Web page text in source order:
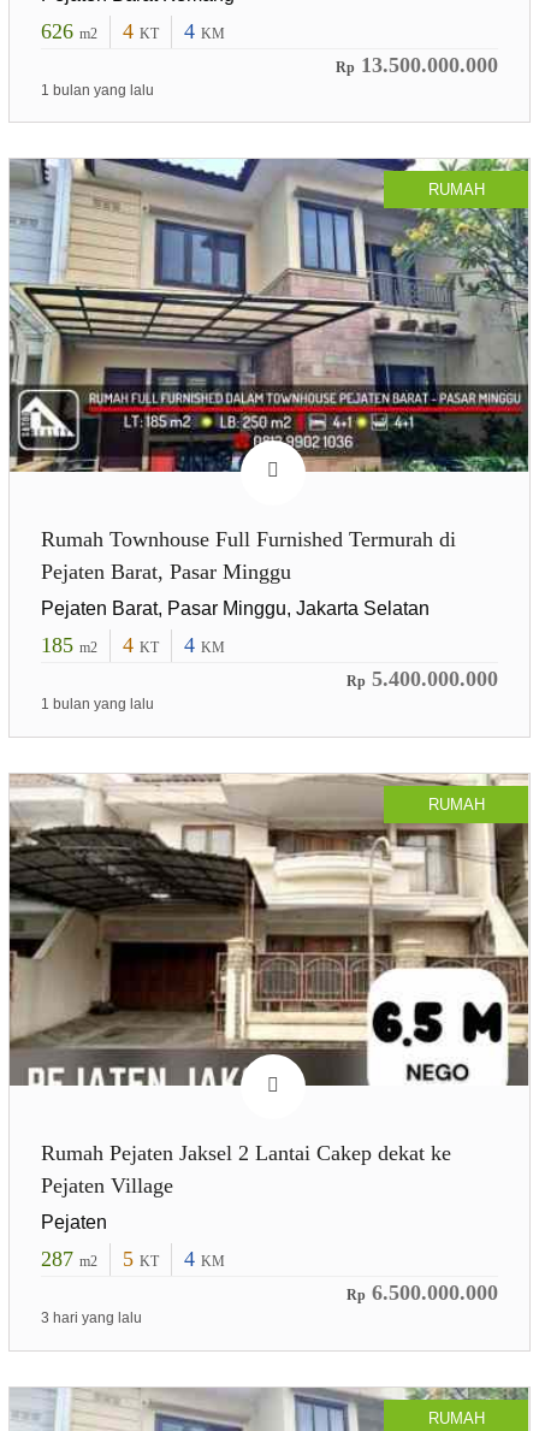
626 m2 4 KT 4 KM
Rp 13.500.000.000
1 bulan yang lalu
RUMAH
Rumah Townhouse Full Furnished Termurah di
Pejaten Barat, Pasar Minggu
Pejaten Barat, Pasar Minggu, Jakarta Selatan
185 m2 4 KT 4 KM
Rp 5.400.000.000
1 bulan yang lalu
RUMAH
Rumah Pejaten Jaksel 2 Lantai Cakep dekat ke
Pejaten Village
Pejaten
287 m2 5 KT 4 KM
Rp 6.500.000.000
3 hari yang lalu
RUMAH